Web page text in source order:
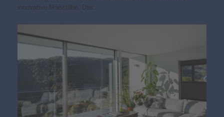
innovative Maßstäbe. Das…